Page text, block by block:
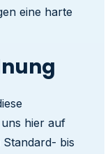
eine harte
hier auf
bis